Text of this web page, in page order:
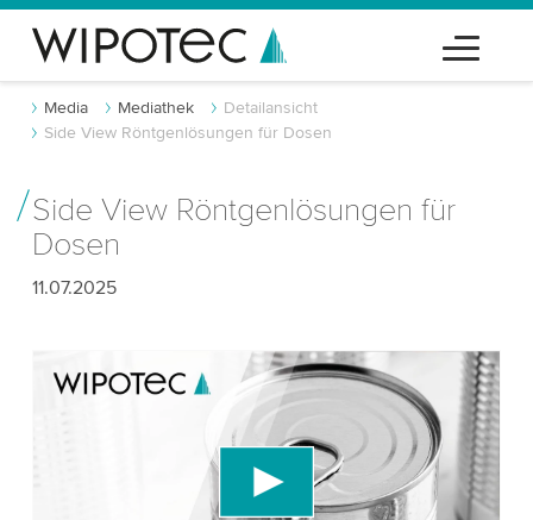
Media Mediathek
Detailansicht
Side View Röntgenlösungen für Dosen
Side View Röntgenlösungen für
Dosen
11.07.2025
Wir benötigen Ihre Zustimmung, um den
YouTube-Videodienst zu laden!
Wir verwenden einen Drittanbieterdienst, um
Videoinhalte einzubetten, der Daten über Ihre
Aktivitäten sammeln kann. Bitte überprüfen Sie